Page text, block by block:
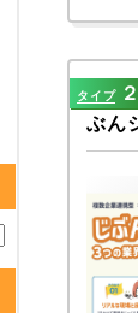
タイプ ２
ぶん